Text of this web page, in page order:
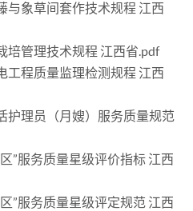
与象草间套作技术规程 江西
培管理技术规程 江西省.pdf
工程质量监理检测规程 江西
护理员（月嫂）服务质量规范
”服务质量星级评价指标 江西
”服务质量星级评定规范 江西